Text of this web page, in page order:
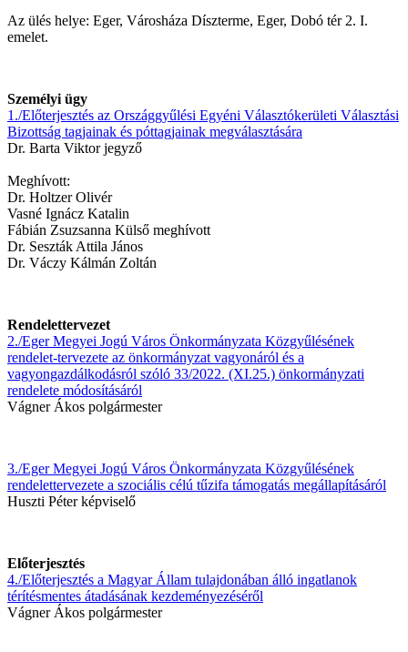
Az ülés helye: Eger, Városháza Díszterme, Eger, Dobó tér 2. I.
emelet.
Személyi ügy
1./Előterjesztés az Országgyűlési Egyéni Választókerületi Választási
Bizottság tagjainak és póttagjainak megválasztására
Dr. Barta Viktor jegyző
Meghívott:
Dr. Holtzer Olivér
Vasné Ignácz Katalin
Fábián Zsuzsanna Külső meghívott
Dr. Seszták Attila János
Dr. Váczy Kálmán Zoltán
Rendelettervezet
2./Eger Megyei Jogú Város Önkormányzata Közgyűlésének
rendelet-tervezete az önkormányzat vagyonáról és a
vagyongazdálkodásról szóló 33/2022. (XI.25.) önkormányzati
rendelete módosításáról
Vágner Ákos polgármester
3./Eger Megyei Jogú Város Önkormányzata Közgyűlésének
rendelettervezete a szociális célú tűzifa támogatás megállapításáról
Huszti Péter képviselő
Előterjesztés
4./Előterjesztés a Magyar Állam tulajdonában álló ingatlanok
térítésmentes átadásának kezdeményezéséről
Vágner Ákos polgármester